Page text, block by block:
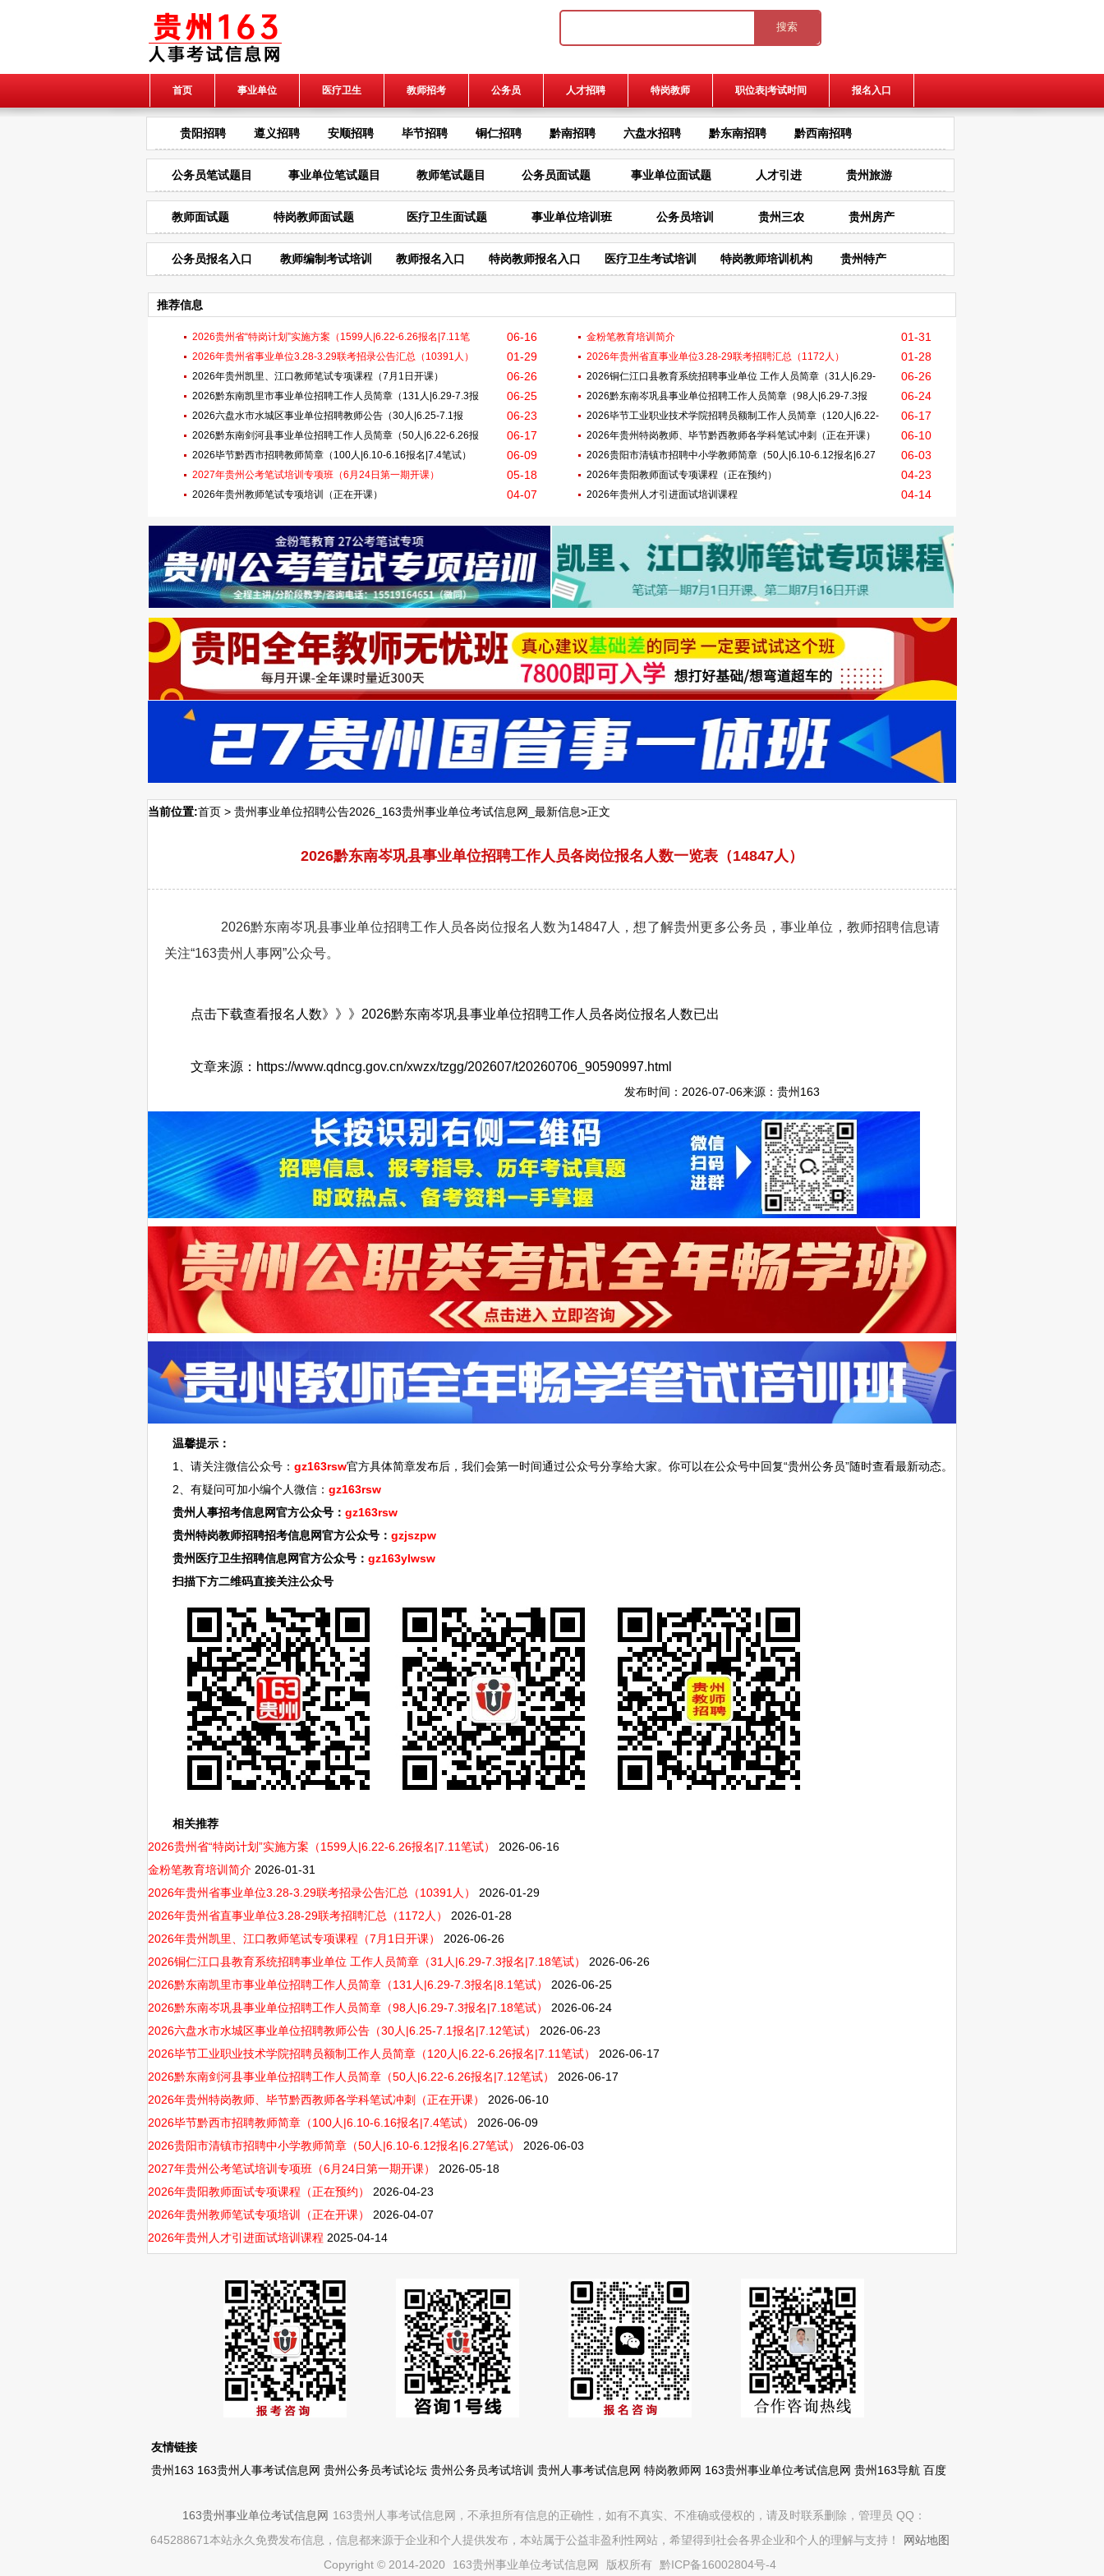
首页 事业单位 医疗卫生 教师招考 公务员 人才招聘 特岗教师 职位表|考试时间 报名入口
贵阳招聘 遵义招聘 安顺招聘 毕节招聘 铜仁招聘 黔南招聘 六盘水招聘 黔东南招聘 黔西南招聘
公务员笔试题目 事业单位笔试题目 教师笔试题目 公务员面试题 事业单位面试题 人才引进 贵州旅游
教师面试题 特岗教师面试题 医疗卫生面试题 事业单位培训班 公务员培训 贵州三农 贵州房产
公务员报名入口 教师编制考试培训 教师报名入口 特岗教师报名入口 医疗卫生考试培训 特岗教师培训机构 贵州特产
推荐信息
2026贵州省“特岗计划”实施方案（1599人|6.22-6.26报名|7.11笔
试）
06-16 金粉笔教育培训简介 01-31
2026年贵州省事业单位3.28-3.29联考招录公告汇总（10391人） 01-29 2026年贵州省直事业单位3.28-29联考招聘汇总（1172人） 01-28
2026年贵州凯里、江口教师笔试专项课程（7月1日开课） 06-26
2026铜仁江口县教育系统招聘事业单位 工作人员简章（31人|6.29-
7.3报名|7.18笔试）
06-26
2026黔东南凯里市事业单位招聘工作人员简章（131人|6.29-7.3报
名|8.1笔试）
06-25
2026黔东南岑巩县事业单位招聘工作人员简章（98人|6.29-7.3报
名|7.18笔试）
06-24
2026六盘水市水城区事业单位招聘教师公告（30人|6.25-7.1报
名|7.12笔试）
06-23
2026毕节工业职业技术学院招聘员额制工作人员简章（120人|6.22-
6.26报名|7.11笔试）
06-17
2026黔东南剑河县事业单位招聘工作人员简章（50人|6.22-6.26报
名|7.12笔试）
06-17 2026年贵州特岗教师、毕节黔西教师各学科笔试冲刺（正在开课） 06-10
2026毕节黔西市招聘教师简章（100人|6.10-6.16报名|7.4笔试） 06-09
2026贵阳市清镇市招聘中小学教师简章（50人|6.10-6.12报名|6.27
笔试）
06-03
2027年贵州公考笔试培训专项班（6月24日第一期开课） 05-18 2026年贵阳教师面试专项课程（正在预约） 04-23
2026年贵州教师笔试专项培训（正在开课） 04-07 2026年贵州人才引进面试培训课程 04-14
当前位置:首页 > 贵州事业单位招聘公告2026_163贵州事业单位考试信息网_最新信息>正文
2026黔东南岑巩县事业单位招聘工作人员各岗位报名人数一览表（14847人）
2026黔东南岑巩县事业单位招聘工作人员各岗位报名人数为14847人，想了解贵州更多公务员，事业单位，教师招聘信息请
关注“163贵州人事网”公众号。
点击下载查看报名人数》》》 2026黔东南岑巩县事业单位招聘工作人员各岗位报名人数已出
文章来源：https://www.qdncg.gov.cn/xwzx/tzgg/202607/t20260706_90590997.html
发布时间：2026-07-06来源： 贵州163
温馨提示：
1、请关注微信公众号： gz163rsw官方具体简章发布后，我们会第一时间通过公众号分享给大家。你可以在公众号中回复“贵州公务员”随时查看最新动态。
2、有疑问可加小编个人微信： gz163rsw
贵州人事招考信息网官方公众号： gz163rsw
贵州特岗教师招聘招考信息网官方公众号： gzjszpw
贵州医疗卫生招聘信息网官方公众号： gz163ylwsw
扫描下方二维码直接关注公众号
相关推荐
2026贵州省“特岗计划”实施方案（1599人|6.22-6.26报名|7.11笔试）
2026-06-16
金粉笔教育培训简介 2026-01-31
2026年贵州省事业单位3.28-3.29联考招录公告汇总（10391人）
2026-01-29
2026年贵州省直事业单位3.28-29联考招聘汇总（1172人）
2026-01-28
2026年贵州凯里、江口教师笔试专项课程（7月1日开课）
2026-06-26
2026铜仁江口县教育系统招聘事业单位 工作人员简章（31人|6.29-7.3报名|7.18笔试）
2026-06-26
2026黔东南凯里市事业单位招聘工作人员简章（131人|6.29-7.3报名|8.1笔试）
2026-06-25
2026黔东南岑巩县事业单位招聘工作人员简章（98人|6.29-7.3报名|7.18笔试）
2026-06-24
2026六盘水市水城区事业单位招聘教师公告（30人|6.25-7.1报名|7.12笔试）
2026-06-23
2026毕节工业职业技术学院招聘员额制工作人员简章（120人|6.22-6.26报名|7.11笔试）
2026-06-17
2026黔东南剑河县事业单位招聘工作人员简章（50人|6.22-6.26报名|7.12笔试）
2026-06-17
2026年贵州特岗教师、毕节黔西教师各学科笔试冲刺（正在开课）
2026-06-10
2026毕节黔西市招聘教师简章（100人|6.10-6.16报名|7.4笔试）
2026-06-09
2026贵阳市清镇市招聘中小学教师简章（50人|6.10-6.12报名|6.27笔试）
2026-06-03
2027年贵州公考笔试培训专项班（6月24日第一期开课）
2026-05-18
2026年贵阳教师面试专项课程（正在预约）
2026-04-23
2026年贵州教师笔试专项培训（正在开课）
2026-04-07
2026年贵州人才引进面试培训课程 2025-04-14
友情链接
贵州163 163贵州人事考试信息网 贵州公务员考试论坛 贵州公务员考试培训 贵州人事考试信息网 特岗教师网 163贵州事业单位考试信息网 贵州163导航 百度
163贵州事业单位考试信息网 163贵州人事考试信息网，不承担所有信息的正确性，如有不真实、不准确或侵权的，请及时联系删除，管理员 QQ：
645288671本站永久免费发布信息，信息都来源于企业和个人提供发布，本站属于公益非盈利性网站，希望得到社会各界企业和个人的理解与支持！
网站地图
Copyright © 2014-2020
163贵州事业单位考试信息网 版权所有 黔ICP备16002804号-4